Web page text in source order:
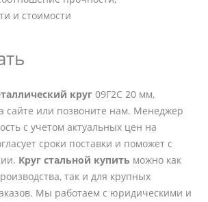
и стоимости
круг 09Г2С 20 мм,
сайте или позвоните нам. Менеджер
с учетом актуальных цен на
сроки поставки и поможет с
Круг стальной купить можно как
так и для крупных
Мы работаем с юридическими и